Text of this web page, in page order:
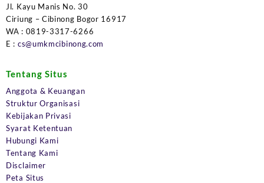
Jl. Kayu Manis No. 30
Ciriung – Cibinong Bogor 16917
WA : 0819-3317-6266
E : cs@umkmcibinong.com
Tentang Situs
Anggota & Keuangan
Struktur Organisasi
Kebijakan Privasi
Syarat Ketentuan
Hubungi Kami
Tentang Kami
Disclaimer
Peta Situs